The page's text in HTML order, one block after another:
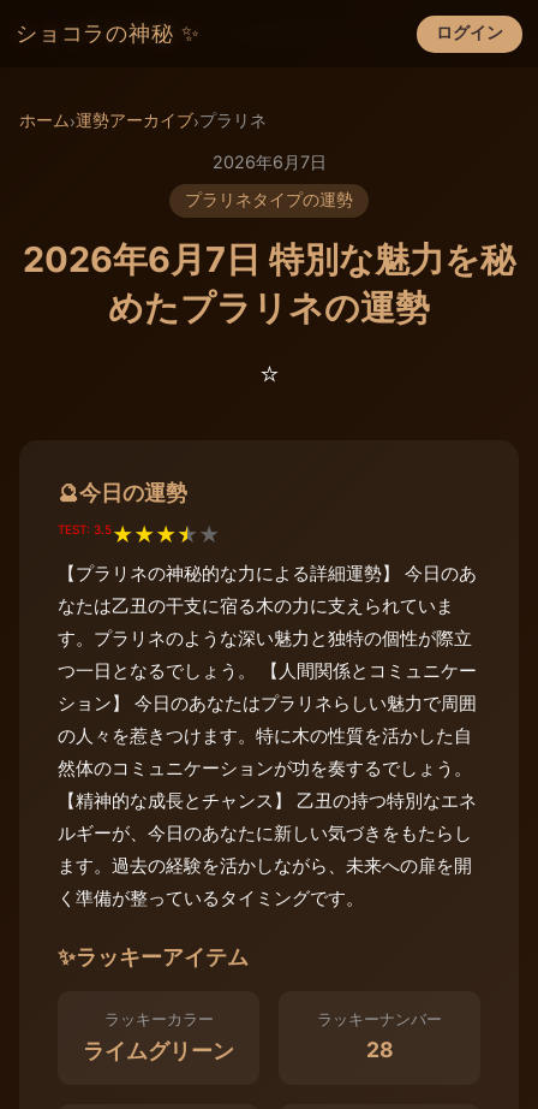
ショコラの神秘 ✨ ログイン
×
ホーム›運勢アーカイブ›プラリネ
2026年6月7日
プラリネタイプの運勢
2026年6月7日 特別な魅力を秘
めたプラリネの運勢
⭐️
🔮今日の運勢
TEST: 3.5★★★★★
【プラリネの神秘的な力による詳細運勢】 今日のあ
なたは乙丑の干支に宿る木の力に支えられていま
す。プラリネのような深い魅力と独特の個性が際立
つ一日となるでしょう。 【人間関係とコミュニケー
ション】 今日のあなたはプラリネらしい魅力で周囲
の人々を惹きつけます。特に木の性質を活かした自
然体のコミュニケーションが功を奏するでしょう。
【精神的な成長とチャンス】 乙丑の持つ特別なエネ
ルギーが、今日のあなたに新しい気づきをもたらし
ます。過去の経験を活かしながら、未来への扉を開
く準備が整っているタイミングです。
✨ラッキーアイテム
ラッキーカラー
ライムグリーン
ラッキーナンバー
28